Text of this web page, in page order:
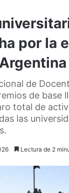
por la
de
de base
total de
las
Lectura de 2